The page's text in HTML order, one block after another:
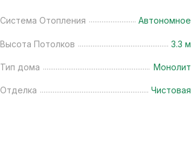
Система Отопления Автономное
Высота Потолков 3.3 м
Тип дома Монолит
Отделка Чистовая